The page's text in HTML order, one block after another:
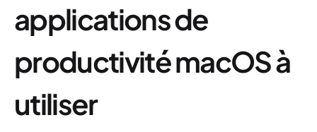
applications de
productivité macOS à
utiliser